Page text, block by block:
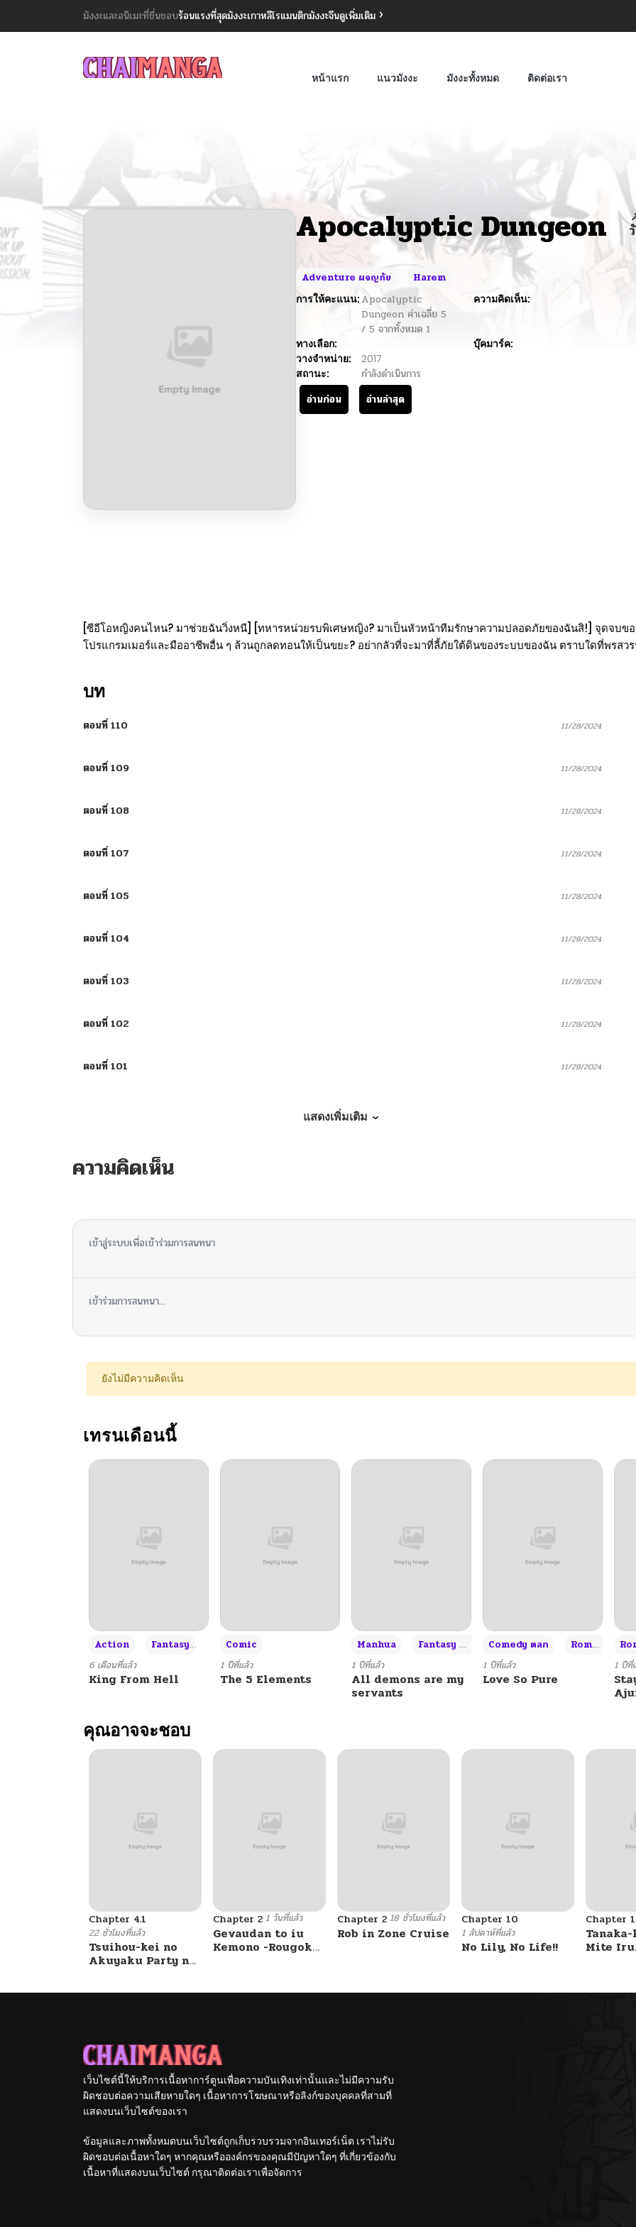
มังงะและอนิเมะที่ชื่นชอบร้อนแรงที่สุดมังงะเกาหลีโรแมนติกมังงะจีนดูเพิ่มเติม
หน้าแรก แนวมังงะ มังงะทั้งหมด ติดต่อเรา
Apocalyptic Dungeon
Adventure ผจญภัย
Harem
การให้คะแนน: Apocalyptic
Dungeon ค่าเฉลี่ย 5
/ 5 จากทั้งหมด 1
ความคิดเห็น:
ทางเลือก:
บุ๊คมาร์ค:
วางจำหน่าย:
2017
สถานะ:
กำลังดำเนินการ
อ่านก่อน
อ่านล่าสุด
[ซีอีโอหญิงคนไหน? มาช่วยฉันวิ่งหนี] [ทหารหน่วยรบพิเศษหญิง? มาเป็นหัวหน้าทีมรักษาความปลอดภัยของฉันสิ!] จุดจบขอ
โปรแกรมเมอร์และมืออาชีพอื่น ๆ ล้วนถูกลดทอนให้เป็นขยะ? อย่ากลัวที่จะมาที่ลี้ภัยใต้ดินของระบบของฉัน ตราบใดที่พรสว
บท
ตอนที่ 110 11/28/2024
ตอนที่ 109 11/28/2024
ตอนที่ 108 11/28/2024
ตอนที่ 107 11/28/2024
ตอนที่ 105 11/28/2024
ตอนที่ 104 11/28/2024
ตอนที่ 103 11/28/2024
ตอนที่ 102 11/28/2024
ตอนที่ 101 11/28/2024
ตอนที่ 97
ตอนที่ 96 11/28/2024
ตอนที่ 94 11/28/2024
ตอนที่ 89
ตอนที่ 88
ตอนที่ 86 11/28/2024
ตอนที่ 82 11/28/2024
ตอนที่ 81
ตอนที่ 79
ตอนที่ 78
ตอนที่ 76
แสดงเพิ่มเติม
ความคิดเห็น
เข้าสู่ระบบเพื่อเข้าร่วมการสนทนา
เข้าร่วมการสนทนา...
ยังไม่มีความคิดเห็น
เทรนเดือนนี้
Action Fantasy
6 เดือนที่แล้ว
King From Hell
Comic
1 ปีที่แล้ว
The 5 Elements
Manhua Fantasy แฟนตาซี +3
1 ปีที่แล้ว
All demons are my
servants
Comedy ตลก Romance โรแมนซ์
1 ปีที่แล้ว
Love So Pure
1 ปีที่
คุณอาจจะชอบ
Chapter 4.1
22 ชั่วโมงที่แล้ว
Tsuihou-kei no
Akuyaku Party no
o Ubau “Steal” tte
Akuyakusugiru
kedo Tsuyosugiru
Chapter 2 1 วันที่แล้ว
Gevaudan to iu
Kemono -Rougoku
Kuwadateru-
Chapter 2 18 ชั่วโมงที่แล้ว
Rob in Zone Cruise
Chapter 10
1 สัปดาห์ที่แล้ว
No Lily, No Life!!
Chapter 1
Mite Iru.
เว็บไซต์นี้ให้บริการเนื้อหาการ์ตูนเพื่อความบันเทิงเท่านั้นและไม่มีความรับ
ผิดชอบต่อความเสียหายใดๆ เนื้อหาการโฆษณาหรือลิงก์ของบุคคลที่สามที่
แสดงบนเว็บไซต์ของเรา
ข้อมูลและภาพทั้งหมดบนเว็บไซต์ถูกเก็บรวบรวมจากอินเทอร์เน็ต เราไม่รับ
ผิดชอบต่อเนื้อหาใดๆ หากคุณหรือองค์กรของคุณมีปัญหาใดๆ ที่เกี่ยวข้องกับ
เนื้อหาที่แสดงบนเว็บไซต์ กรุณาติดต่อเราเพื่อจัดการ